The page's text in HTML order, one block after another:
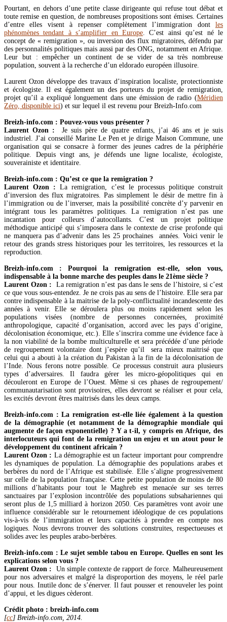
(46)
Avril (40)
Mars(34)
Février
(20)
Janvier(23)
2020(209)
Décembre (21)
Novembre (25)
Octobre(28)
Septembre
(16)
Août(11)
Juillet(17)
Juin(19)
Mai(27)
Avril
Mars(8)
Février(5)
Janvier (3)
2019(42)
Décembre(1)
Novembre
Octobre
Septembre(5)
Août (4)
Juillet(4)
Juin(8)
Mai(3)
Avril(5)
Mars(2)
Février(4)
Janvier (1)
2018
Décembre
Novembre(2)
Octobre(3)
Août(1)
Juillet(3)
Juin(2)
Mai(1)
Avril
(2)
Janvier(1)
2017(16)
Décembre(8)
Septembre(2)
Août (1)
Juin(1)
Mai
(1)
Avril(1)
Mars(1)
Février(1)
2016
Décembre(5)
Octobre (1)
Août(1)
Juin(1)
Mai(3)
Février(2)
2015 (4)
Octobre(2)
Mai(1)
Avril(1)
2014(5)
Décembre (3)
Mars (1)
Janvier(1)
2013 (6)
Novembre(2)
Septembre
Avril (3)
2012(5)
Décembre(1)
Novembre(2)
Juin(2)
2011(2)
Décembre
Novembre(1)
Pourtant, en dehors d’une petite classe dirigeante qui refuse tout débat et
toute remise en question, de nombreuses propositions sont émises. Certaines
d’entre elles visent à repenser complètement l’immigration dont les
phénomènes tendant à s’amplifier en Europe . C’est ainsi qu’est né le
concept de « remigration », ou inversion des flux migratoires, défendu par
des personnalités politiques mais aussi par des ONG, notamment en Afrique.
Leur but : empêcher un continent de se vider de sa très nombreuse
population, souvent à la recherche d’un eldorado européen illusoire.
Laurent Ozon développe des travaux d’inspiration localiste, protectionniste
et écologiste. Il est également un des porteurs du projet de remigration,
projet qu’il a expliqué longuement dans une émission de radio (Méridien
Zéro, disponible ici) et sur lequel il est revenu pour Breizh-Info.com
Breizh-info.com : Pouvez-vous vous présenter ?
Laurent Ozon :
Je suis père de quatre enfants, j’ai 46 ans et je suis
industriel. J’ai conseillé Marine Le Pen et je dirige Maison Commune, une
organisation qui se consacre à former des jeunes cadres de la périphérie
politique. Depuis vingt ans, je défends une ligne localiste, écologiste,
souverainiste et identitaire.
Breizh-info.com : Qu’est ce que la remigration ?
Laurent Ozon : La remigration, c’est le processus politique construit
d’inversion des flux migratoires. Pas simplement le désir de mettre fin à
l’immigration ou de l’inverser, mais la possibilité concrète d’y parvenir en
intégrant tous les paramètres politiques. La remigration n’est pas une
incantation pour colleurs d’autocollants. C’est un projet politique
méthodique anticipé qui s’imposera dans le contexte de crise profonde qui
ne manquera pas d’advenir dans les 25 prochaines années. Voici venir le
retour des grands stress historiques pour les territoires, les ressources et la
reproduction.
Breizh-info.com : Pourquoi la remigration est-elle, selon vous,
indispensable à la bonne marche des peuples dans le 21ème siècle ?
Laurent Ozon : La remigration n’est pas dans le sens de l’histoire, si c’est
ce que vous sous-entendez. Je ne crois pas au sens de l’histoire. Elle sera par
contre indispensable à la maitrise de la poly-conflictualité incandescente des
années à venir. Elle se déroulera plus ou moins rapidement selon les
populations visées (nombre de personnes concernées, proximité
anthropologique, capacité d’organisation, accord avec les pays d’origine,
décolonisation économique, etc.). Elle s’inscrira comme une évidence face à
la non viabilité de la bombe multiculturelle et sera précédée d’une période
de regroupement volontaire dont j’espère qu’il sera mieux maitrisé que
celui qui a abouti à la création du Pakistan à la fin de la décolonisation de
l’Inde. Nous ferons notre possible. Ce processus construit aura plusieurs
types d’adversaires. Il faudra gérer les micro-géopolitiques qui en
découleront en Europe de l’Ouest. Même si ces phases de regroupement/
communautarisation sont provisoires, elles devront se réaliser et pour cela,
les excités devront êtres maitrisés dans les deux camps.
Breizh-info.com : La remigration est-elle liée également à la question
de la démographie (et notamment de la démographie mondiale qui
augmente de façon exponentielle) ? Y a t-il, y compris en Afrique, des
interlocuteurs qui font de la remigration un enjeu et un atout pour le
développement du continent africain ?
Laurent Ozon : La démographie est un facteur important pour comprendre
les dynamiques de population. La démographie des populations arabes et
berbères du nord de l’Afrique est stabilisée. Elle s’aligne progressivement
sur celle de la population française. Cette petite population de moins de 80
millions d’habitants pour tout le Maghreb est menacée sur ses terres
sanctuaires par l’explosion incontrôlée des populations subsahariennes qui
seront plus de 1,5 milliard à horizon 2050. Ces paramètres vont avoir une
influence considérable sur le retournement idéologique de ces populations
vis-à-vis de l’immigration et leurs capacités à prendre en compte nos
logiques. Nous devrons trouver des solutions construites, respectueuses et
solides avec les peuples arabo-berbères.
Breizh-info.com : Le sujet semble tabou en Europe. Quelles en sont les
explications selon vous ?
Laurent Ozon : Un simple contexte de rapport de force. Malheureusement
pour nos adversaires et malgré la disproportion des moyens, le réel parle
pour nous. Inutile donc de s’énerver. Il faut pousser et renouveler les point
d’appui, et les digues cèderont.
Crédit photo : breizh-info.com
[cc] Breizh-info.com, 2014.